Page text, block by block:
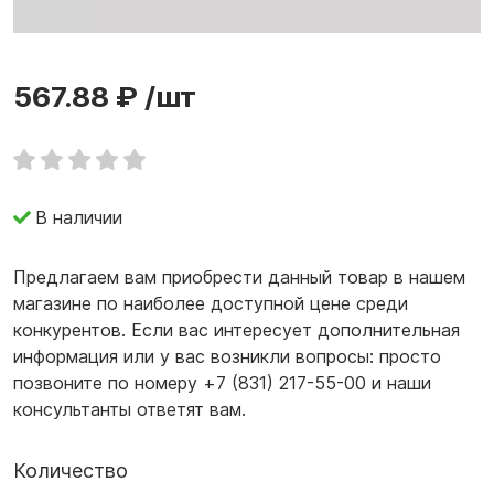
567.88 ₽ /шт
В наличии
Предлагаем вам приобрести данный товар в нашем
магазине по наиболее доступной цене среди
конкурентов. Если вас интересует дополнительная
информация или у вас возникли вопросы: просто
позвоните по номеру +7 (831) 217-55-00 и наши
консультанты ответят вам.
Количество